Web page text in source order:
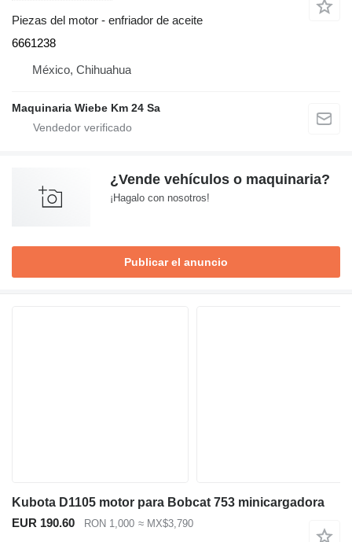
Piezas del motor - enfriador de aceite
6661238
México, Chihuahua
Maquinaria Wiebe Km 24 Sa
¿Vende vehículos o maquinaria?
¡Hagalo con nosotros!
Publicar el anuncio
Kubota D1105 motor para Bobcat 753 minicargadora
EUR 190.60
RON 1,000 ≈ MX$3,790